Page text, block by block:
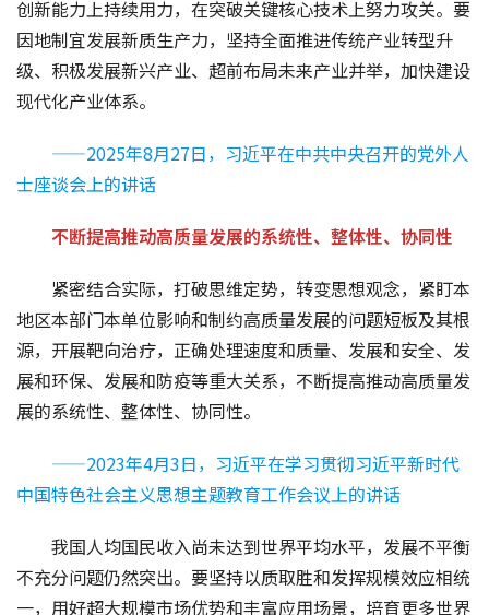
创新能力上持续用力，在突破关键核心技术上努力攻关。要
因地制宜发展新质生产力，坚持全面推进传统产业转型升
级、积极发展新兴产业、超前布局未来产业并举，加快建设
现代化产业体系。
——2025年8月27日，习近平在中共中央召开的党外人
士座谈会上的讲话
不断提高推动高质量发展的系统性、整体性、协同性
紧密结合实际，打破思维定势，转变思想观念，紧盯本
地区本部门本单位影响和制约高质量发展的问题短板及其根
源，开展靶向治疗，正确处理速度和质量、发展和安全、发
展和环保、发展和防疫等重大关系，不断提高推动高质量发
展的系统性、整体性、协同性。
——2023年4月3日，习近平在学习贯彻习近平新时代
中国特色社会主义思想主题教育工作会议上的讲话
我国人均国民收入尚未达到世界平均水平，发展不平衡
不充分问题仍然突出。要坚持以质取胜和发挥规模效应相统
一，用好超大规模市场优势和丰富应用场景，培育更多世界